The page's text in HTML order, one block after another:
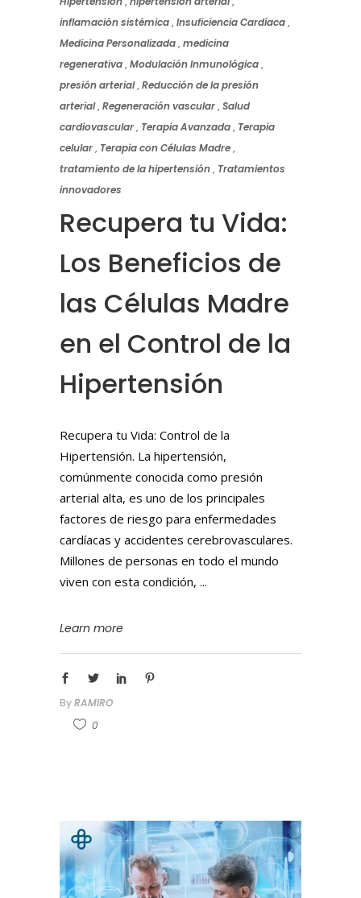
inflamación sistémica,Insuficiencia Cardíaca,
Medicina Personalizada,medicina
regenerativa,Modulación Inmunológica,
presión arterial,Reducción de la presión
arterial,Regeneración vascular,Salud
cardiovascular, Terapia Avanzada, Terapia
celular, Terapia con Células Madre,
tratamiento de la hipertensión, Tratamientos
innovadores
Recupera tu Vida:
Los Beneficios de
las Células Madre
en el Control de la
Hipertensión
Recupera tu Vida: Control de la
Hipertensión. La hipertensión,
comúnmente conocida como presión
arterial alta, es uno de los principales
factores de riesgo para enfermedades
cardíacas y accidentes cerebrovasculares.
Millones de personas en todo el mundo
viven con esta condición,
Learn more
ByRAMIRO
0